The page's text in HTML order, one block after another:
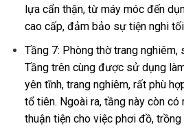
lựa cẩn thận, từ máy móc đến
cao cấp, đảm bảo sự tiện nghi
Tầng 7: Phòng thờ trang nghiêm,
Tầng trên cùng được sử dụng
yên tĩnh, trang nghiêm, rất phù
tổ tiên. Ngoài ra, tầng này còn có
thuận tiện cho việc phơi đồ,